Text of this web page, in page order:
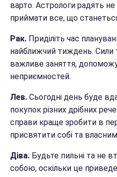
варто. Астрологи радять
приймати все, що
Рак. Приділіть час
найближчий тиждень. Сили
важливе заняття,
неприємностей.
Лев. Сьогодні день буде
покупок різних дрібних
справи краще зробити в
присвятити собі та
Діва. Будьте пильні та не
собою, оскільки це приведе